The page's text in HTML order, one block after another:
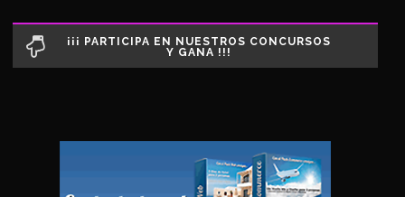
¡¡¡ PARTICIPA EN NUESTROS CONCURSOS
Y GANA !!!